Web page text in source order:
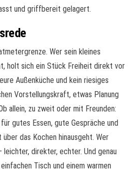
und griffbereit gelagert.
Wer sein kleines
holt sich ein Stück Freiheit direkt vor
Außenküche und kein riesiges
Vorstellungskraft, etwas Planung
allein, zu zweit oder mit Freunden:
gutes Essen, gute Gespräche und
das Kochen hinausgeht. Wer
direkter, echter. Und genau
Tisch und einem warmen